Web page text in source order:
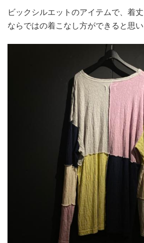
ビックシルエットのアイテムで、着
ならではの着こなし方ができると思い